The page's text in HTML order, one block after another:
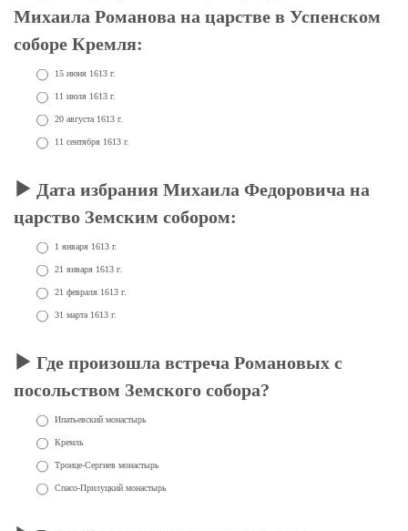
Михаила Романова на царстве в Успенском
соборе Кремля:
15 июня 1613 г.
11 июля 1613 г.
20 августа 1613 г.
11 сентября 1613 г.
Дата избрания Михаила Федоровича на
царство Земским собором:
1 января 1613 г.
21 января 1613 г.
21 февраля 1613 г.
31 марта 1613 г.
Где произошла встреча Романовых с
посольством Земского собора?
Ипатьевский монастырь
Кремль
Троице-Сергиев монастырь
Спасо-Прилуцкий монастырь